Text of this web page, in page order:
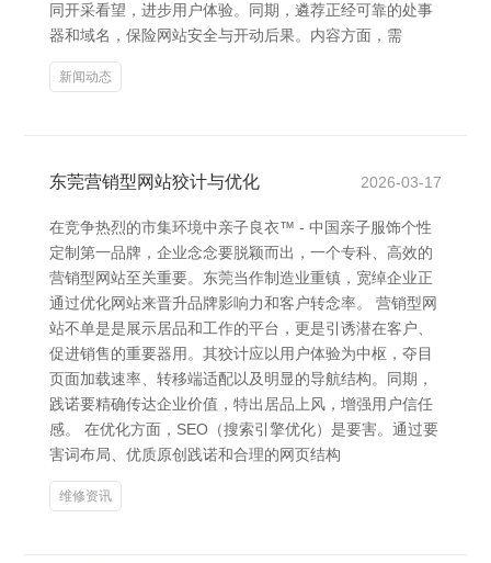
同开采看望，进步用户体验。同期，遴荐正经可靠的处事
器和域名，保险网站安全与开动后果。内容方面，需
新闻动态
东莞营销型网站狡计与优化 2026-03-17
在竞争热烈的市集环境中亲子良衣™ - 中国亲子服饰个性
定制第一品牌，企业念念要脱颖而出，一个专科、高效的
营销型网站至关重要。东莞当作制造业重镇，宽绰企业正
通过优化网站来晋升品牌影响力和客户转念率。 营销型网
站不单是是展示居品和工作的平台，更是引诱潜在客户、
促进销售的重要器用。其狡计应以用户体验为中枢，夺目
页面加载速率、转移端适配以及明显的导航结构。同期，
践诺要精确传达企业价值，特出居品上风，增强用户信任
感。 在优化方面，SEO（搜索引擎优化）是要害。通过要
害词布局、优质原创践诺和合理的网页结构
维修资讯